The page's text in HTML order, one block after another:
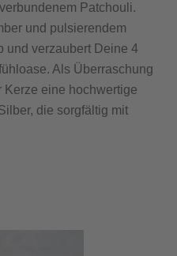
Patchouli.
und pulsierendem
und verzaubert Deine 4
Als Überraschung
Kerze eine hochwertige
die sorgfältig mit